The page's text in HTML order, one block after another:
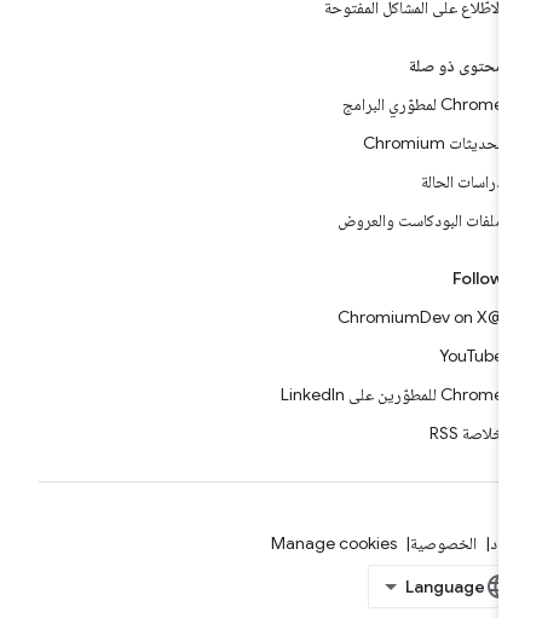
الاطّلاع على المشاكل المفتوحة
محتوى ذو صلة
Chrome لمطوّري البرامج
تحديثات Chromium
دراسات الحالة
ملفات البودكاست والعروض
Follow
YouTube
Chrome للمطوّرين على LinkedIn
خلاصة RSS
الخصوصية Manage cookies